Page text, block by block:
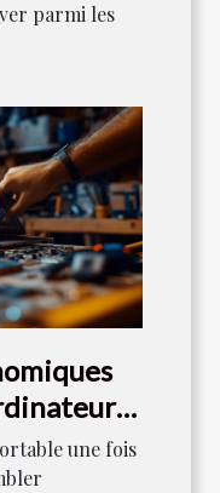
parmi les
une fois